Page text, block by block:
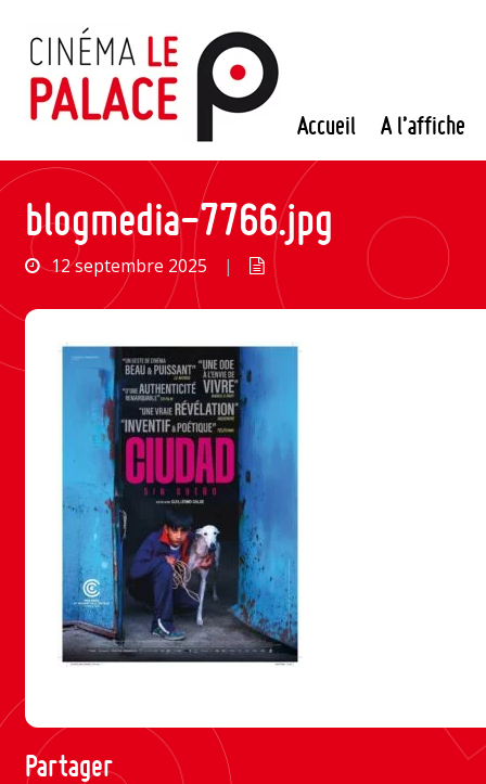
contenu
Accueil A l’affiche
blogmedia-7766.jpg
12 septembre 2025 |
Partager